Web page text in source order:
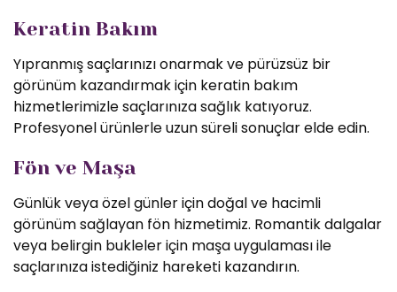
Keratin Bakım
Yıpranmış saçlarınızı onarmak ve pürüzsüz bir
görünüm kazandırmak için keratin bakım
hizmetlerimizle saçlarınıza sağlık katıyoruz.
Profesyonel ürünlerle uzun süreli sonuçlar elde edin.
Fön ve Maşa
Günlük veya özel günler için doğal ve hacimli
görünüm sağlayan fön hizmetimiz. Romantik dalgalar
veya belirgin bukleler için maşa uygulaması ile
saçlarınıza istediğiniz hareketi kazandırın.